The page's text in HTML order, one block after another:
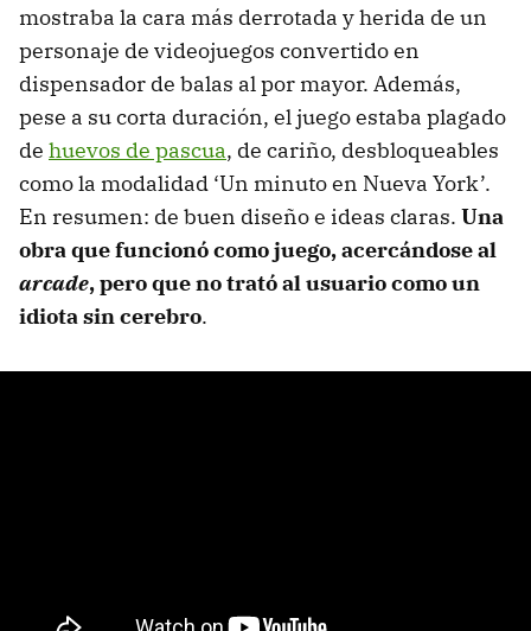
mostraba la cara más derrotada y herida de un
personaje de videojuegos convertido en
dispensador de balas al por mayor. Además,
pese a su corta duración, el juego estaba plagado
de huevos de pascua, de cariño, desbloqueables
como la modalidad ‘Un minuto en Nueva York’.
En resumen: de buen diseño e ideas claras. Una
obra que funcionó como juego, acercándose al
arcade, pero que no trató al usuario como un
idiota sin cerebro.